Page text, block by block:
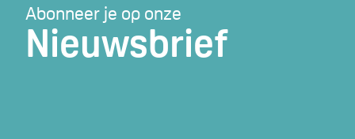
Abonneer je op onze
Nieuwsbrief